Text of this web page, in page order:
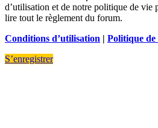
d’utilisation et de notre politique de vie
lire tout le règlement du forum.
Conditions d’utilisation | Politique
S’enregistrer